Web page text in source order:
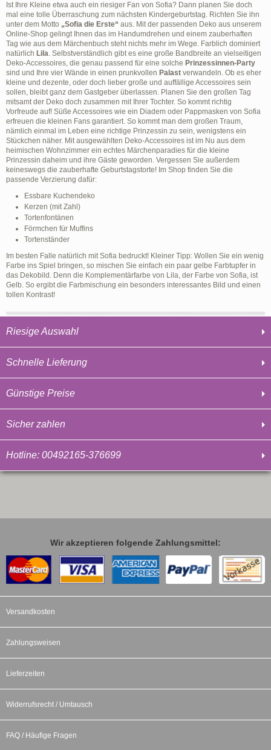
Riesige Auswahl
Schnelle Lieferung
Günstige Preise
Sicher zahlen
Hotline: 00492165-376699
Ist Ihre Kleine etwa auch ein riesiger Fan von Sofia? Dann planen Sie doch
mal eine tolle Überraschung zum nächsten Kindergeburtstag. Richten Sie ihn
unter dem Motto „Sofia die Erste“ aus. Mit der passenden Deko aus unserem
Online-Shop gelingt Ihnen das im Handumdrehen und einem zauberhaften
Tag wie aus dem Märchenbuch steht nichts mehr im Wege. Farblich dominiert
natürlich Lila. Selbstverständlich gibt es eine große Bandbreite an vielseitigen
Deko-Accessoires, die genau passend für eine solche Prinzessinnen-Party
sind und Ihre vier Wände in einen prunkvollen Palast verwandeln. Ob es eher
kleine und dezente, oder doch lieber große und auffällige Accessoires sein
sollen, bleibt ganz dem Gastgeber überlassen. Planen Sie den großen Tag
mitsamt der Deko doch zusammen mit Ihrer Tochter. So kommt richtig
Vorfreude auf! Süße Accessoires wie ein Diadem oder Pappmasken von Sofia
erfreuen die kleinen Fans garantiert. So kommt man dem großen Traum,
nämlich einmal im Leben eine richtige Prinzessin zu sein, wenigstens ein
Stückchen näher. Mit ausgewählten Deko-Accessoires ist im Nu aus dem
heimischen Wohnzimmer ein echtes Märchenparadies für die kleine
Prinzessin daheim und ihre Gäste geworden. Vergessen Sie außerdem
keineswegs die zauberhafte Geburtstagstorte! Im Shop finden Sie die
passende Verzierung dafür:
Essbare Kuchendeko
Kerzen (mit Zahl)
Tortenfontänen
Förmchen für Muffins
Tortenständer
Im besten Falle natürlich mit Sofia bedruckt! Kleiner Tipp: Wollen Sie ein wenig
Farbe ins Spiel bringen, so mischen Sie einfach ein paar gelbe Farbtupfer in
das Dekobild. Denn die Komplementärfarbe von Lila, der Farbe von Sofia, ist
Gelb. So ergibt die Farbmischung ein besonders interessantes Bild und einen
tollen Kontrast!
Wir akzeptieren folgende Zahlungsmittel:
Versandkosten
Zahlungsweisen
Lieferzeiten
Widerrufsrecht / Umtausch
FAQ / Häufige Fragen